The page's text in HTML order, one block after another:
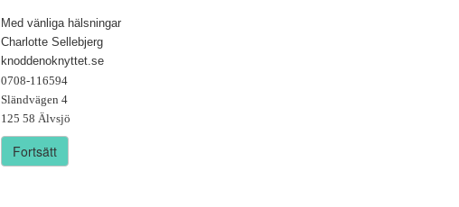
Med vänliga hälsningar
Charlotte Sellebjerg
knoddenoknyttet.se
0708-116594
Sländvägen 4
125 58 Älvsjö
Fortsätt